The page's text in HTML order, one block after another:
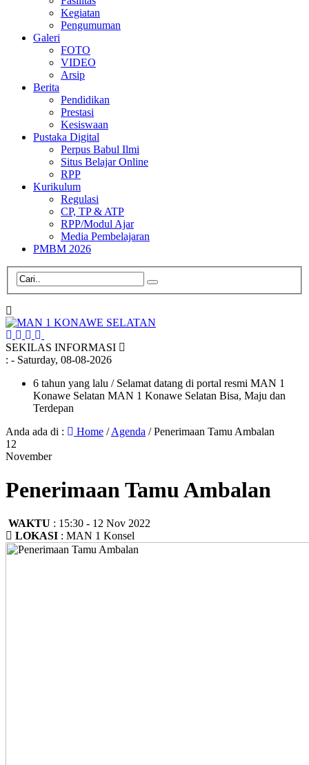
Kegiatan
Pengumuman
Galeri
FOTO
VIDEO
Arsip
Berita
Pendidikan
Prestasi
Kesiswaan
Pustaka Digital
Perpus Babul Ilmi
Situs Belajar Online
RPP
Kurikulum
Regulasi
CP, TP & ATP
RPP/Modul Ajar
Media Pembelajaran
PMBM 2026
SEKILAS INFORMASI
: - Saturday, 08-08-2026
6 tahun yang lalu / Selamat datang di portal resmi MAN 1
Konawe Selatan MAN 1 Konawe Selatan Bisa, Maju dan
Terdepan
Anda ada di :
Home /Agenda /Penerimaan Tamu Ambalan
12
November
Penerimaan Tamu Ambalan
WAKTU : 15:30 - 12 Nov 2022
LOKASI : MAN 1 Konsel